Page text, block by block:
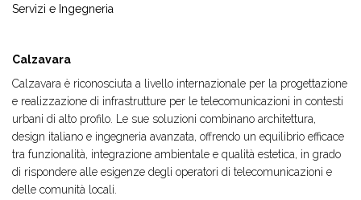
Servizi e Ingegneria
Calzavara
Calzavara è riconosciuta a livello internazionale per la progettazione
e realizzazione di infrastrutture per le telecomunicazioni in contesti
urbani di alto profilo. Le sue soluzioni combinano architettura,
design italiano e ingegneria avanzata, offrendo un equilibrio efficace
tra funzionalità, integrazione ambientale e qualità estetica, in grado
di rispondere alle esigenze degli operatori di telecomunicazioni e
delle comunità locali.